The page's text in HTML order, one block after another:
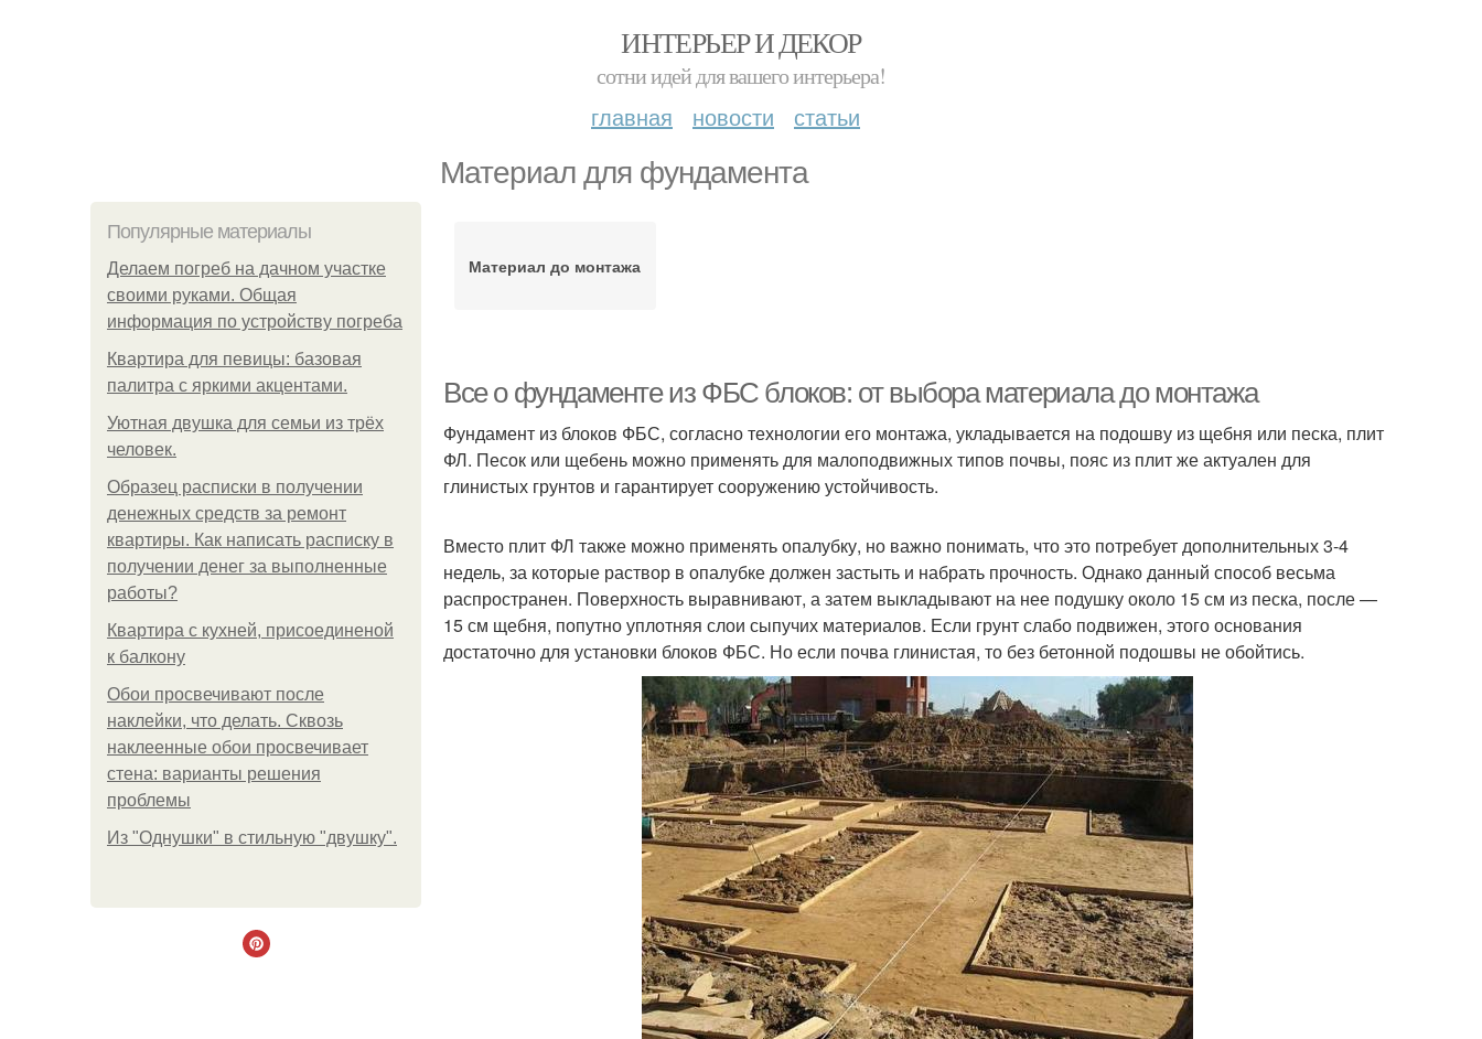
ИНТЕРЬЕР И ДЕКОР
сотни идей для вашего интерьера!
главная новости статьи
Материал для фундамента
Популярные материалы
Делаем погреб на дачном участке
своими руками. Общая
информация по устройству погреба
Квартира для певицы: базовая
палитра с яркими акцентами.
Уютная двушка для семьи из трёх
человек.
Образец расписки в получении
денежных средств за ремонт
квартиры. Как написать расписку в
получении денег за выполненные
работы?
Квартира с кухней, присоединеной
к балкону
Обои просвечивают после
наклейки, что делать. Сквозь
наклеенные обои просвечивает
стена: варианты решения
проблемы
Из "Однушки" в стильную "двушку".
Материал до монтажа
Все о фундаменте из ФБС блоков: от выбора материала до монтажа
Фундамент из блоков ФБС, согласно технологии его монтажа, укладывается на подошву из щебня или песка, плит
ФЛ. Песок или щебень можно применять для малоподвижных типов почвы, пояс из плит же актуален для
глинистых грунтов и гарантирует сооружению устойчивость.
Вместо плит ФЛ также можно применять опалубку, но важно понимать, что это потребует дополнительных 3-4
недель, за которые раствор в опалубке должен застыть и набрать прочность. Однако данный способ весьма
распространен. Поверхность выравнивают, а затем выкладывают на нее подушку около 15 см из песка, после —
15 см щебня, попутно уплотняя слои сыпучих материалов. Если грунт слабо подвижен, этого основания
достаточно для установки блоков ФБС. Но если почва глинистая, то без бетонной подошвы не обойтись.